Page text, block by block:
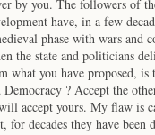
by you. The followers of
have, in a few
phase with wars and
the state and politicians
what you have proposed,
Democracy ? Accept the
accept yours. My flaw is
for decades they have been